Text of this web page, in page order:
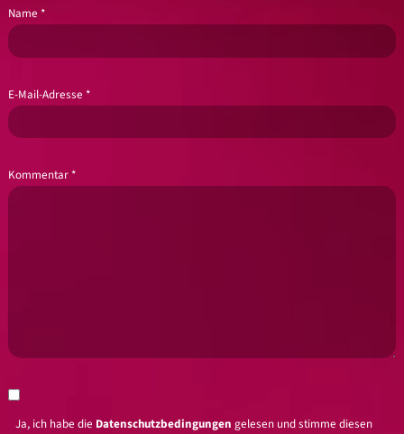
Name *
E-Mail-Adresse *
Kommentar *
Ja, ich habe die Datenschutzbedingungen gelesen und stimme diesen